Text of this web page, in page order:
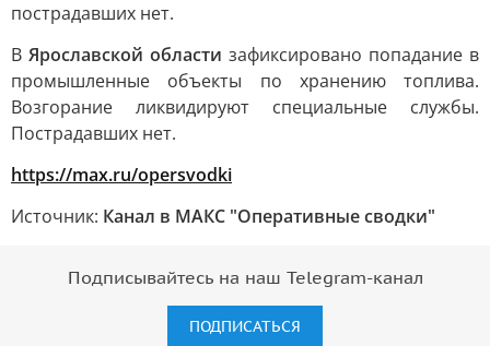
пострадавших нет.
В Ярославской области зафиксировано попадание в
промышленные объекты по хранению топлива.
Возгорание ликвидируют специальные службы.
Пострадавших нет.
https://max.ru/opersvodki
Источник: Канал в МАКС "Оперативные сводки"
Подписывайтесь на наш Telegram-канал
ПОДПИСАТЬСЯ